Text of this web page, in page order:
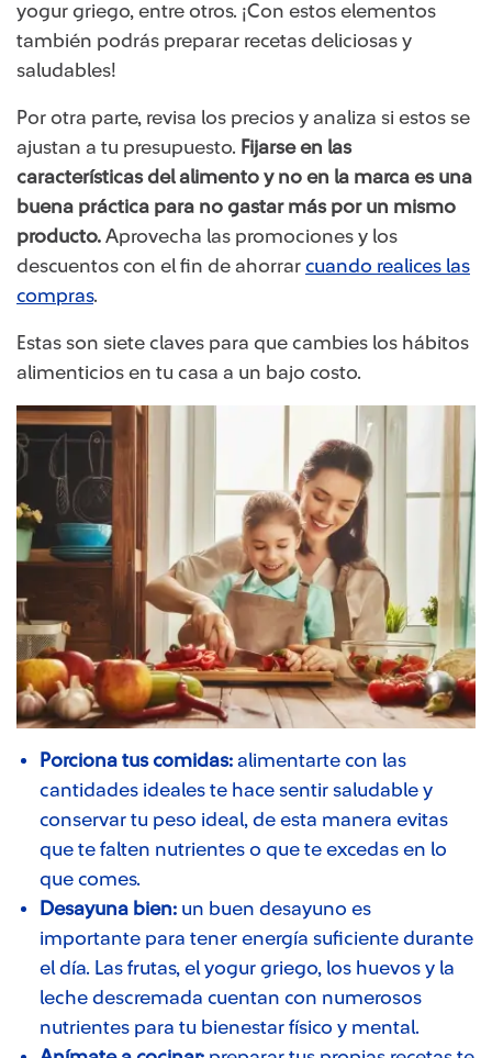
yogur griego, entre otros. ¡Con estos elementos
también podrás preparar recetas deliciosas y
saludables!
Por otra parte, revisa los precios y analiza si estos se
ajustan a tu presupuesto. Fijarse en las
características del alimento y no en la marca es una
buena práctica para no gastar más por un mismo
producto. Aprovecha las promociones y los
descuentos con el fin de ahorrar cuando realices las
compras.
Estas son siete claves para que cambies los hábitos
alimenticios en tu casa a un bajo costo.
Porciona tus comidas: alimentarte con las
cantidades ideales te hace sentir saludable y
conservar tu peso ideal, de esta manera evitas
que te falten nutrientes o que te excedas en lo
que comes.
Desayuna bien: un buen desayuno es
importante para tener energía suficiente durante
el día. Las frutas, el yogur griego, los huevos y la
leche descremada cuentan con numerosos
nutrientes para tu bienestar físico y mental.